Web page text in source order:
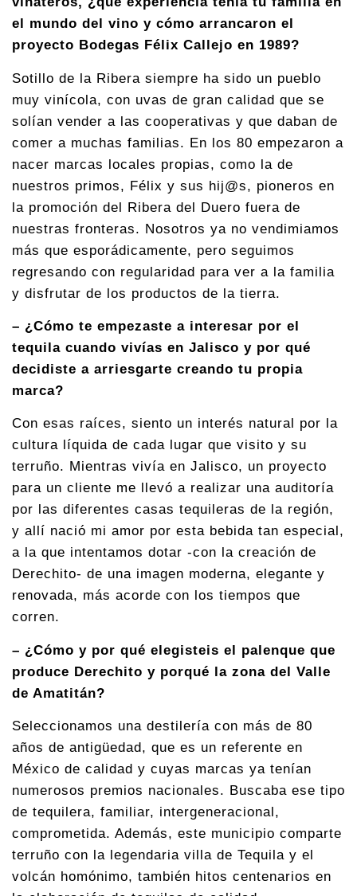
el mundo del vino y cómo arrancaron el
proyecto Bodegas Félix Callejo en 1989?
Sotillo de la Ribera siempre ha sido un pueblo
muy vinícola, con uvas de gran calidad que se
solían vender a las cooperativas y que daban de
comer a muchas familias. En los 80 empezaron a
nacer marcas locales propias, como la de
nuestros primos, Félix y sus hij@s, pioneros en
la promoción del Ribera del Duero fuera de
nuestras fronteras. Nosotros ya no vendimiamos
más que esporádicamente, pero seguimos
regresando con regularidad para ver a la familia
y disfrutar de los productos de la tierra.
– ¿Cómo te empezaste a interesar por el
tequila cuando vivías en Jalisco y por qué
decidiste a arriesgarte creando tu propia
marca?
Con esas raíces, siento un interés natural por la
cultura líquida de cada lugar que visito y su
terruño. Mientras vivía en Jalisco, un proyecto
para un cliente me llevó a realizar una auditoría
por las diferentes casas tequileras de la región,
y allí nació mi amor por esta bebida tan especial,
a la que intentamos dotar -con la creación de
Derechito- de una imagen moderna, elegante y
renovada, más acorde con los tiempos que
corren.
– ¿Cómo y por qué elegisteis el palenque que
produce Derechito y porqué la zona del Valle
de Amatitán?
Seleccionamos una destilería con más de 80
años de antigüedad, que es un referente en
México de calidad y cuyas marcas ya tenían
numerosos premios nacionales. Buscaba ese tipo
de tequilera, familiar, intergeneracional,
comprometida. Además, este municipio comparte
terruño con la legendaria villa de Tequila y el
volcán homónimo, también hitos centenarios en